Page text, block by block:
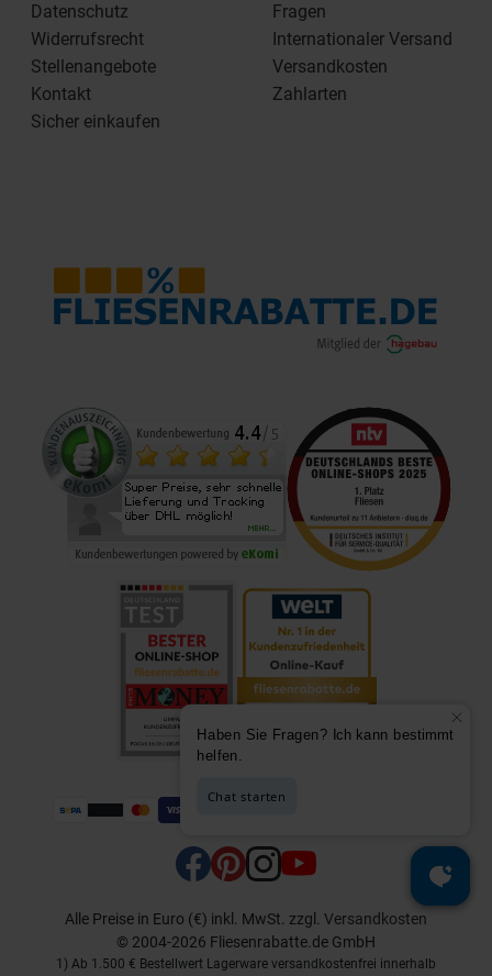
Datenschutz
Widerrufsrecht
Stellenangebote
Kontakt
Sicher einkaufen
Fragen
Internationaler Versand
Versandkosten
Zahlarten
Alle Preise in Euro (€) inkl. MwSt. zzgl. Versandkosten
© 2004-2026 Fliesenrabatte.de GmbH
1) Ab 1.500 € Bestellwert Lagerware versandkostenfrei innerhalb